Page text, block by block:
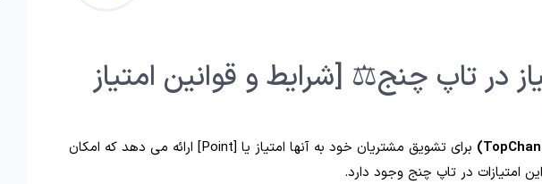
در تاپ چنج⚖️ [شرایط و قوانین امتیاز
برای تشویق مشتریان خود به آنها امتیاز یا [Point] ارائه می دهد که امکان
امتیازات در تاپ چنج وجود دارد.